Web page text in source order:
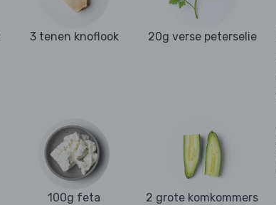
3 tenen knoflook 20g verse peterselie
100g feta 2 grote komkommers